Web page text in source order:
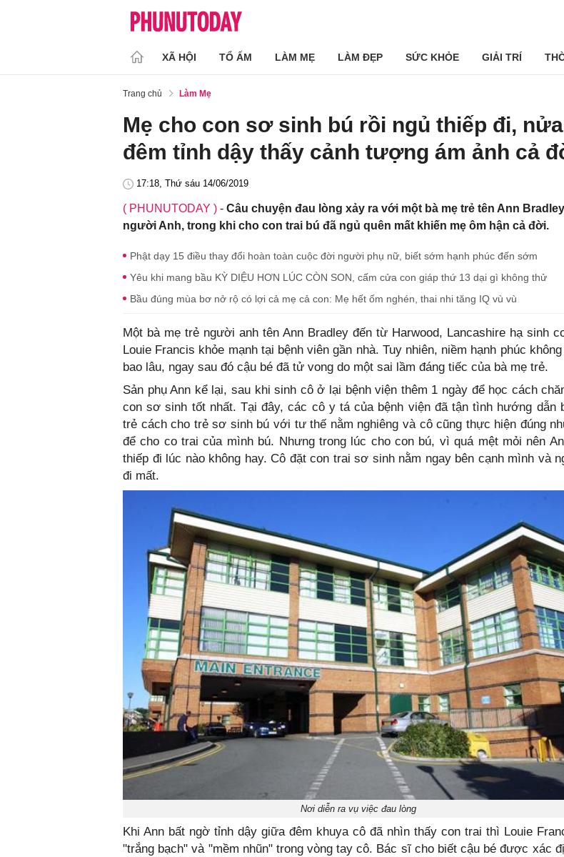
XÃ HỘI TỔ ẤM LÀM MẸ LÀM ĐẸP SỨC KHỎE GIẢI TRÍ
Trang chủ Làm Mẹ
Mẹ cho con sơ sinh bú rồi ngủ thiếp đi, nửa
đêm tỉnh dậy thấy cảnh tượng ám ảnh cả
17:18, Thứ sáu 14/06/2019
( PHUNUTODAY ) - Câu chuyện đau lòng xảy ra với một bà mẹ trẻ tên Ann
người Anh, trong khi cho con trai bú đã ngủ quên mất khiến mẹ ôm hận cả đời.
Phật dạy 15 điều thay đổi hoàn toàn cuộc đời người phụ nữ, biết sớm hạnh phúc đến sớm
Yêu khi mang bầu KỲ DIỆU HƠN LÚC CÒN SON, cấm cửa con giáp thứ 13 dại gì không thử
Bầu đúng mùa bơ nở rộ có lợi cả mẹ cả con: Mẹ hết ốm nghén, thai nhi tăng IQ vù vù
Một bà mẹ trẻ người anh tên Ann Bradley đến từ Harwood, Lancashire hạ sinh
Louie Francis khỏe mạnh tại bệnh viên gần nhà. Tuy nhiên, niềm hạnh phúc
bao lâu, ngay sau đó cậu bé đã tử vong do một sai lầm đáng tiếc của bà mẹ trẻ.
Sản phụ Ann kể lại, sau khi sinh cô ở lại bệnh viện thêm 1 ngày để học cách
con sơ sinh tốt nhất. Tại đây, các cô y tá của bệnh viện đã tận tình hướng dẫn
trẻ cách cho trẻ sơ sinh bú với tư thế nằm nghiêng và cô cũng thực hiện đúng
để cho co trai của mình bú. Nhưng trong lúc cho con bú, vì quá mệt mỏi nên
thiếp đi lúc nào không hay. Cô đặt con trai sơ sinh nằm ngay bên cạnh mình và
đi mất.
Nơi diễn ra vụ việc đau lòng
Khi Ann bất ngờ tỉnh dậy giữa đêm khuya cô đã nhìn thấy con trai thì Louie
"trắng bạch" và "mềm nhũn" trong vòng tay cô. Bác sĩ cho biết cậu bé được xác